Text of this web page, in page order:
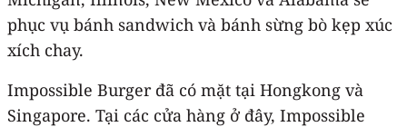
phục vụ bánh sandwich và bánh sừng bò kẹp xúc
xích chay.
Impossible Burger đã có mặt tại Hongkong và
Singapore. Tại các cửa hàng ở đây, Impossible